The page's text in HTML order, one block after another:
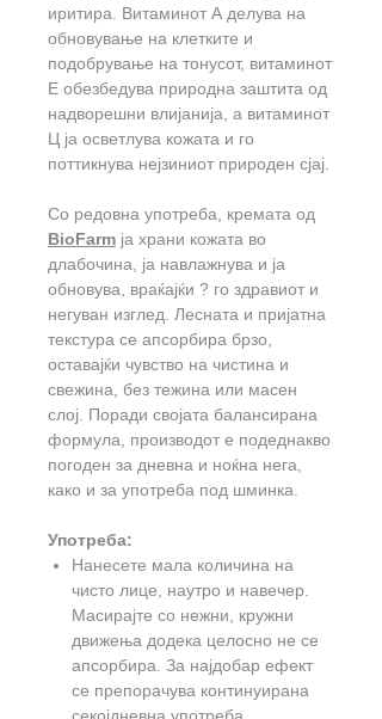
иритиpa. Витаминот А делува на
обновување на клетките и
подобрување на тонусот, витаминот
Е обезбедува природна заштита од
надворешни влијанија, а витаминот
Ц ја осветлува кожата и го
поттикнува нејзиниот природен сјај.
Со редовна употреба, кремата од
BioFarm ја храни кожата во
длабочина, ја навлажнува и ја
обновува, враќајќи ? го здравиот и
негуван изглед. Лесната и пријатна
текстура се апсорбира брзо,
оставајќи чувство на чистина и
свежина, без тежина или масен
слој. Поради својата балансирана
формула, производот е подеднакво
погоден за дневна и ноќна нега,
како и за употреба под шминка.
Употреба:
Нанесете мала количина на
чисто лице, наутро и навечер.
Масирајте со нежни, кружни
движења додека целосно не се
апсорбира. За најдобар ефект
се препорачува континуирана